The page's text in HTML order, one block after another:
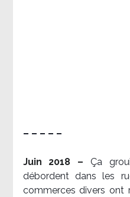
– – – – –
Juin 2018 – Ça
débordent dans les
commerces divers ont